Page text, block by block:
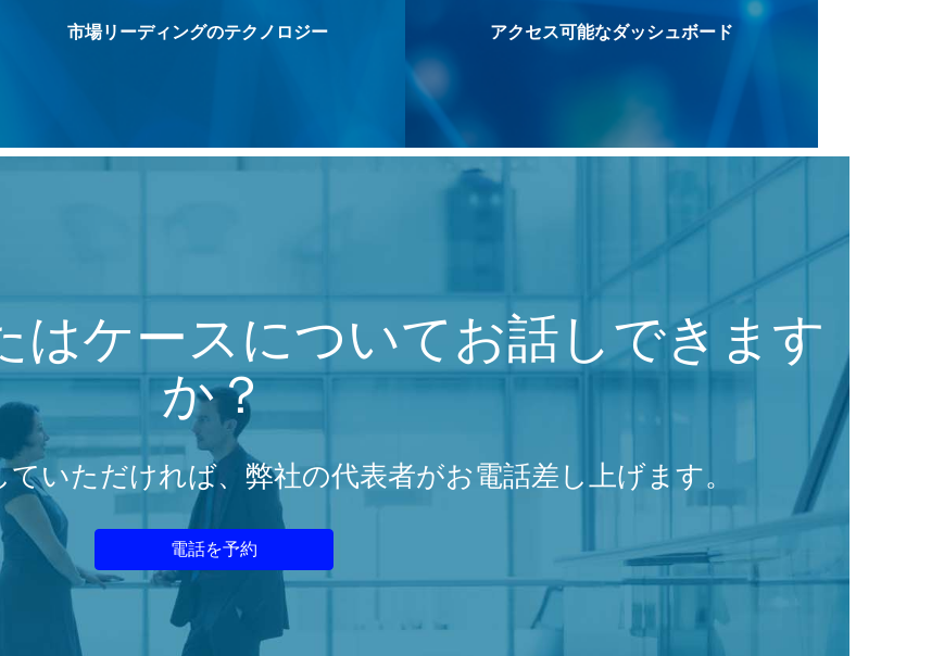
市場リーディングのテクノロジー アクセス可能なダッシュボード
はケースについてお話しできます
か？
いただければ、弊社の代表者がお電話差し上げます。
電話を予約